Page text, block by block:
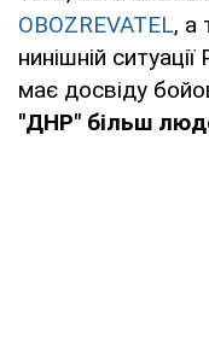
OBOZREVATEL, а
нинішній
має досвіду
"ДНР" більш